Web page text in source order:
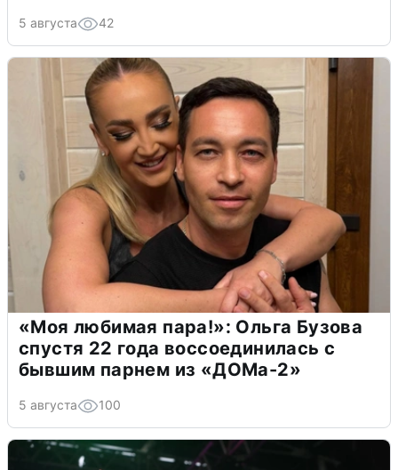
5 августа 42
«Моя любимая пара!»: Ольга Бузова
спустя 22 года воссоединилась с
бывшим парнем из «ДОМа-2»
5 августа 100